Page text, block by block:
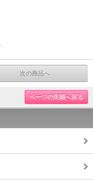
次の商品へ
ページの先頭へ戻る